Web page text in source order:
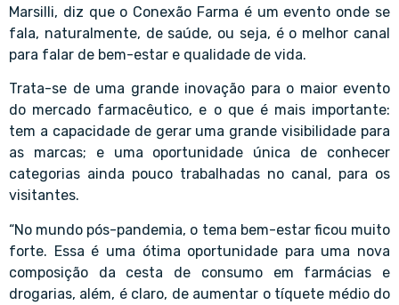
Marsilli, diz que o Conexão Farma é um evento onde se
fala, naturalmente, de saúde, ou seja, é o melhor canal
para falar de bem-estar e qualidade de vida.
Trata-se de uma grande inovação para o maior evento
do mercado farmacêutico, e o que é mais importante:
tem a capacidade de gerar uma grande visibilidade para
as marcas; e uma oportunidade única de conhecer
categorias ainda pouco trabalhadas no canal, para os
visitantes.
“No mundo pós-pandemia, o tema bem-estar ficou muito
forte. Essa é uma ótima oportunidade para uma nova
composição da cesta de consumo em farmácias e
drogarias, além, é claro, de aumentar o tíquete médio do